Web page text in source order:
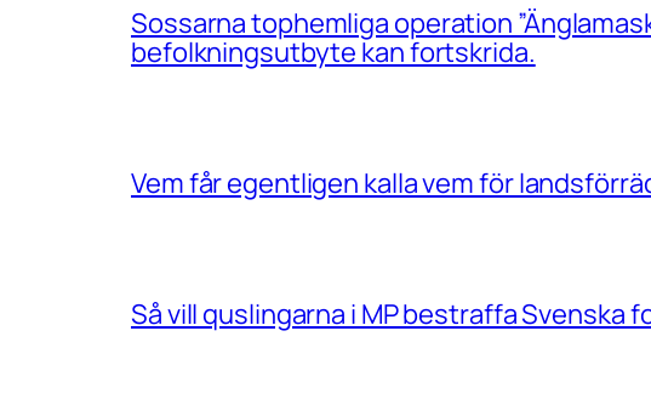
Sossarna tophemliga operation
befolkningsutbyte kan fortskrida.
Vem får egentligen kalla vem för
Så vill quslingarna i MP bestraffa Svenska